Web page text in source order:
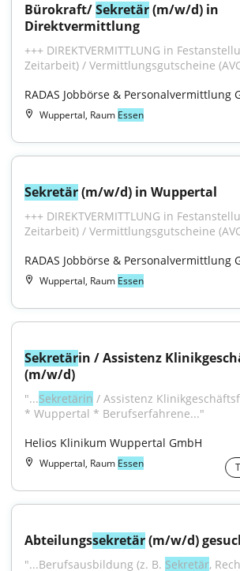
Bürokraft/ Sekretär (m/w/d) in
Direktvermittlung
+++ DIREKTVERMITTLUNG in
Zeitarbeit) / Vermittlungsgutscheine
RADAS Jobbörse & Personalvermittlung
Wuppertal, Raum Essen
Sekretär (m/w/d) in Wuppertal
+++ DIREKTVERMITTLUNG in
Zeitarbeit) / Vermittlungsgutscheine
RADAS Jobbörse & Personalvermittlung
Wuppertal, Raum Essen
Sekretärin / Assistenz
(m/w/d)
"...Sekretärin / Assistenz
* Wuppertal * Berufserfahrene..."
Helios Klinikum Wuppertal GmbH
Wuppertal, Raum Essen
Abteilungssekretär (m/w/d)
"...Berufsausbildung (z. B. Sekretär,